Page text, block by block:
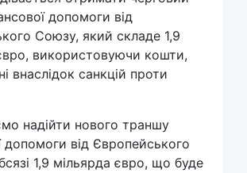
допомоги від
Союзу, який складе 1,9
використовуючи кошти,
внаслідок санкцій проти
надійти нового траншу
допомоги від Європейського
1,9 мільярда євро, що буде